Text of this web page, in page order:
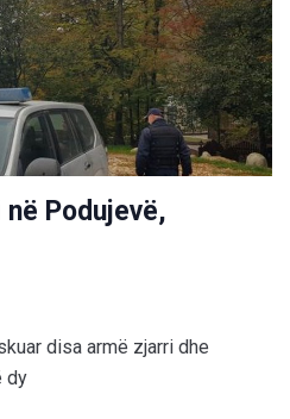
Podujevë,
disa armë zjarri dhe
dy